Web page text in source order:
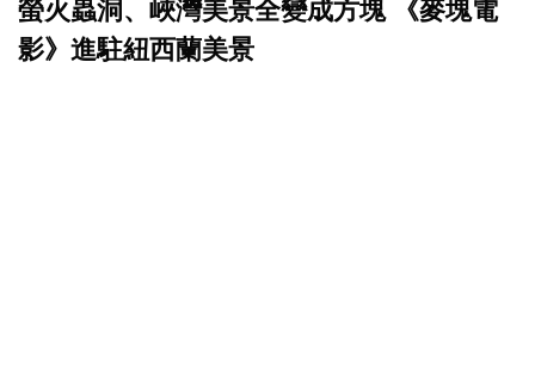
螢火蟲洞、峽灣美景全變成方塊 《麥塊電
影》進駐紐西蘭美景